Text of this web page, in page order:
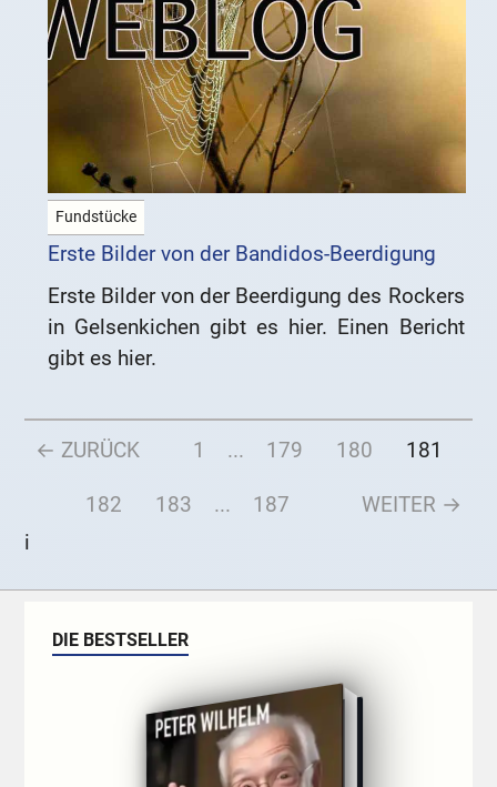
Fundstücke
Erste Bilder von der Bandidos-Beerdigung
Erste Bilder von der Beerdigung des Rockers
in Gelsenkichen gibt es hier. Einen Bericht
gibt es hier.
← ZURÜCK 1 ... 179 180 181
182 183 ... 187
WEITER →
i
DIE BESTSELLER